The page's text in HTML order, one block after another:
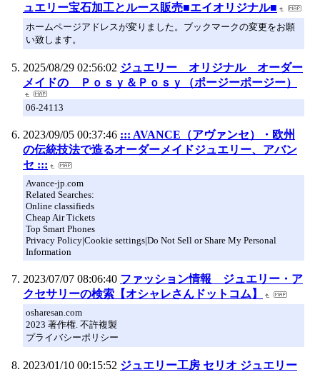
ュエリー宝石加工とルース販売■エイオリジナル■
ホームページアドレスが変りました。ブックマークの変更をお願
い致します。
2025/08/29 02:56:02 ジュエリー オリジナル オーダー
メイドの Ｐｏｓｙ＆Ｐｏｓｙ（ポージーポージー）
06-24113
2023/09/05 00:37:46 ::: AVANCE（アヴァンセ）・欧州
の伝統技法で造るオーダーメイドジュエリー、アバン
セ :::
Avance-jp.com
Related Searches:
Online classifieds
Cheap Air Tickets
Top Smart Phones
Privacy Policy|Cookie settings|Do Not Sell or Share My Personal
Information
2023/07/07 08:06:40 ファッション情報 ジュエリー・ア
クセサリーの検索【オシャレさんドットコム】
osharesan.com
2023 著作権. 不許複製
プライバシーポリシー
2023/01/10 00:15:52 ジュエリー工房 セリオ ジュエリー